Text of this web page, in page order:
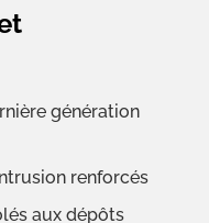
génération
renforcés
aux dépôts